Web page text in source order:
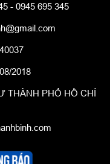
- 0945 695 345
2018
THÀNH PHỐ HỒ CHÍ